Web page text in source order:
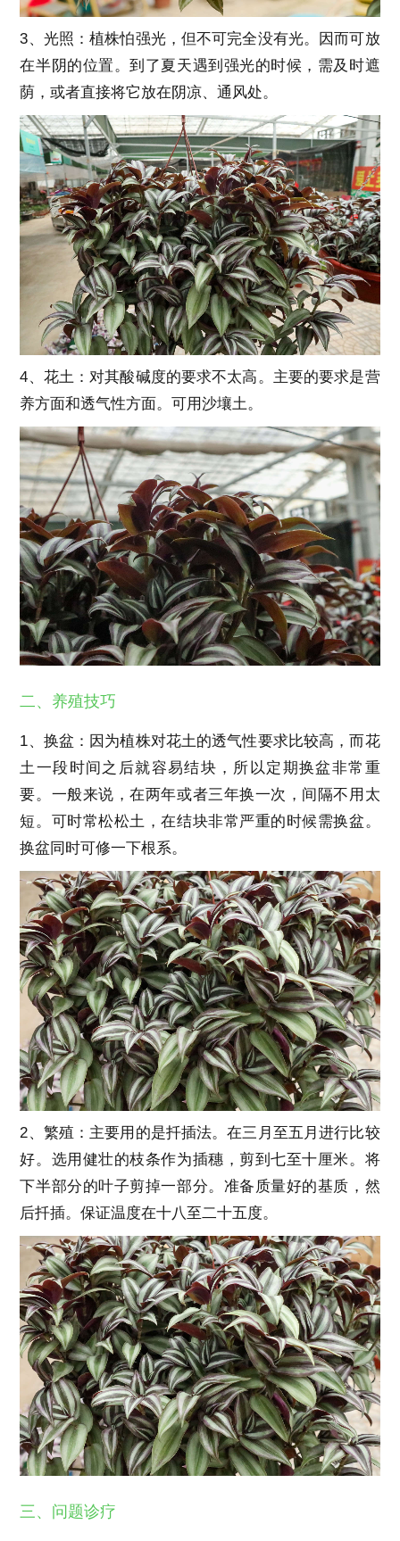
3、光照：植株怕强光，但不可完全没有光。因而可放
在半阴的位置。到了夏天遇到强光的时候，需及时遮
荫，或者直接将它放在阴凉、通风处。
4、花土：对其酸碱度的要求不太高。主要的要求是营
养方面和透气性方面。可用沙壤土。
二、养殖技巧
1、换盆：因为植株对花土的透气性要求比较高，而花
土一段时间之后就容易结块，所以定期换盆非常重
要。一般来说，在两年或者三年换一次，间隔不用太
短。可时常松松土，在结块非常严重的时候需换盆。
换盆同时可修一下根系。
2、繁殖：主要用的是扦插法。在三月至五月进行比较
好。选用健壮的枝条作为插穗，剪到七至十厘米。将
下半部分的叶子剪掉一部分。准备质量好的基质，然
后扦插。保证温度在十八至二十五度。
三、问题诊疗